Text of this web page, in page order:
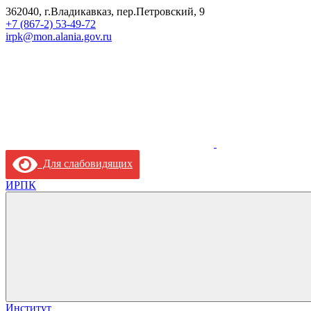
362040, г.Владикавказ, пер.Петровский, 9
+7 (867-2) 53-49-72
irpk@mon.alania.gov.ru
Для слабовидящих
ИРПК
Институт